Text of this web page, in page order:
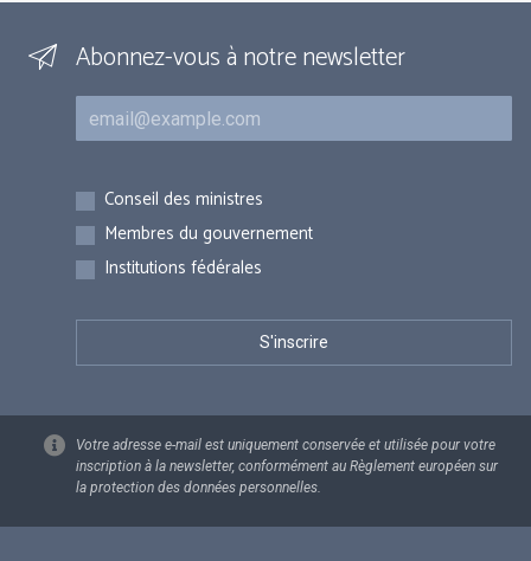
Abonnez-vous à notre newsletter
Courriel
Inscriptions
Conseil des ministres
Membres du gouvernement
Institutions fédérales
Votre adresse e-mail est uniquement conservée et utilisée pour votre
inscription à la newsletter, conformément au Règlement européen sur
la protection des données personnelles.